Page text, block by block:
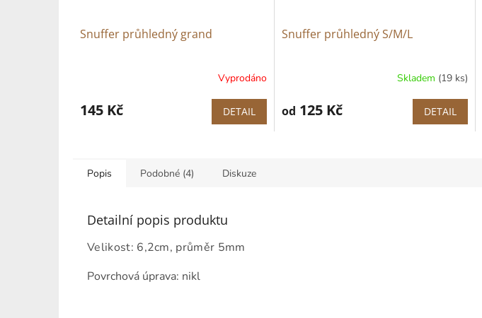
Snuffer průhledný grand
Vyprodáno
145 Kč DETAIL
Snuffer průhledný S/M/L
Skladem (19 ks)
od 125 Kč DETAIL
Popis Podobné (4) Diskuze
Detailní popis produktu
Velikost: 6,2cm, průměr 5mm
Povrchová úprava: nikl